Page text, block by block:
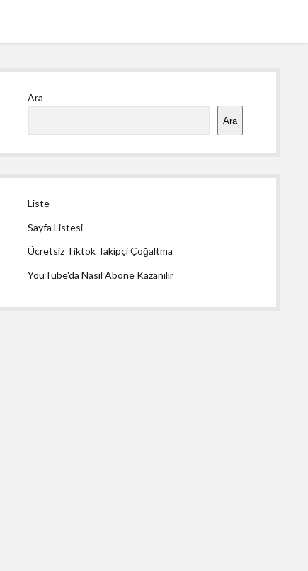
Ara
Ara
Liste
Sayfa Listesi
Ücretsiz Tiktok Takipçi Çoğaltma
YouTube'da Nasıl Abone Kazanılır